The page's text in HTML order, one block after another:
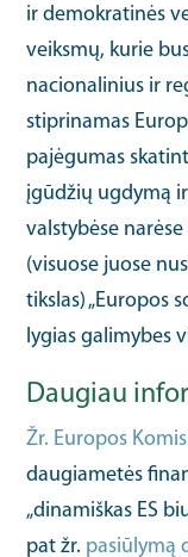
ir demokratinės
veiksmų, kurie
nacionalinius ir
stiprinamas
pajėgumas
įgūdžių ugdymą
valstybėse
(visuose juose
tikslas) „Europos
lygias galimybes
Daugiau
Žr. Europos
daugiametės
„dinamiškas ES
pat žr. pasiūlymą